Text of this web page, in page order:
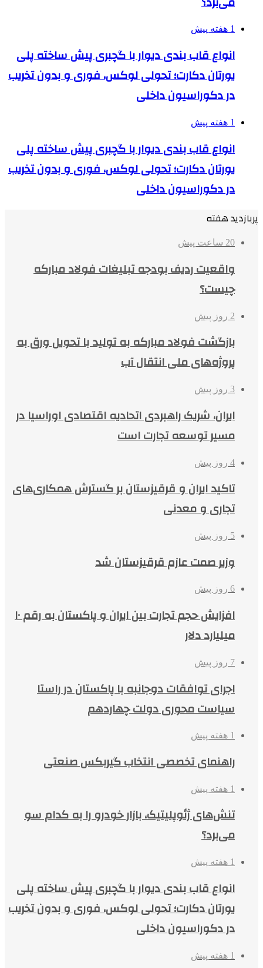
1 هفته پیش
انواع قاب بندی دیوار با گچبری پیش ساخته پلی
یورتان دکارت؛ تحولی لوکس، فوری و بدون تخریب
در دکوراسیون داخلی
1 هفته پیش
انواع قاب بندی دیوار با گچبری پیش ساخته پلی
یورتان دکارت؛ تحولی لوکس، فوری و بدون تخریب
در دکوراسیون داخلی
پربازدید هفته
20 ساعت پیش
واقعیت ردیف بودجه تبلیغات فولاد مبارکه
چیست؟
2 روز پیش
بازگشت فولاد مبارکه به تولید با تحویل ورق به
پروژه‌های ملی انتقال آب
3 روز پیش
ایران، شریک راهبردی اتحادیه اقتصادی اوراسیا در
مسیر توسعه تجارت است
4 روز پیش
تاکید ایران و قرقیزستان بر گسترش همکاری‌های
تجاری و معدنی
5 روز پیش
وزیر صمت عازم قرقیزستان شد
6 روز پیش
افزایش حجم تجارت بین ایران و پاکستان به رقم ۱۰
میلیارد دلار
7 روز پیش
اجرای توافقات دوجانبه با پاکستان در راستا
سیاست محوری دولت چهاردهم
1 هفته پیش
راهنمای تخصصی انتخاب گیربکس صنعتی
1 هفته پیش
تنش‌های ژئوپلیتیک، بازار خودرو را به کدام سو
می‌برد؟
1 هفته پیش
انواع قاب بندی دیوار با گچبری پیش ساخته پلی
یورتان دکارت؛ تحولی لوکس، فوری و بدون تخریب
در دکوراسیون داخلی
1 هفته پیش